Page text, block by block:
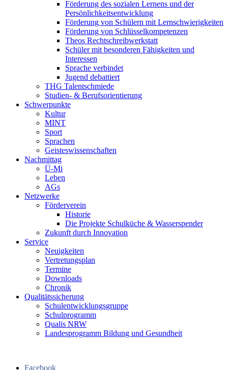
Förderung des sozialen Lernens und der
Persönlichkeitsentwicklung
Förderung von Schülern mit Lernschwierigkeiten
Förderung von Schlüsselkompetenzen
Theos Rechtschreibwerkstatt
Schüler mit besonderen Fähigkeiten und
Interessen
Sprache verbindet
Jugend debattiert
THG Talentschmiede
Studien- & Berufsorientierung
Schwerpunkte
Kultur
MINT
Sport
Sprachen
Geisteswissenschaften
Nachmittag
Ü-Mi
Leben
AGs
Netzwerke
Förderverein
Historie
Die Projekte Schulküche & Wasserspender
Zukunft durch Innovation
Service
Neuigkeiten
Vertretungsplan
Termine
Downloads
Chronik
Qualitätssicherung
Schulentwicklungsgruppe
Schulprogramm
Qualis NRW
Landesprogramm Bildung und Gesundheit
Facebook